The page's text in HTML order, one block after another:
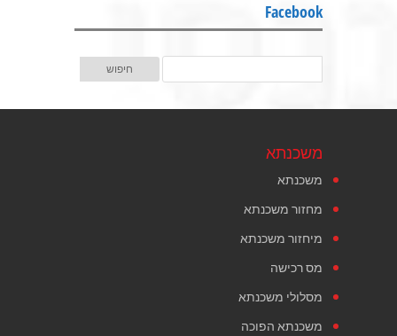
Facebook
משכנתא
משכנתא
מחזור משכנתא
מיחזור משכנתא
מס רכישה
מסלולי משכנתא
משכנתא הפוכה